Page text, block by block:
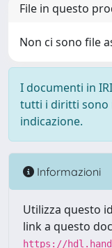
File in questo
Non ci sono file
I documenti in
tutti i diritti sono
indicazione.
Informazioni
Utilizza questo
link a questo
https://